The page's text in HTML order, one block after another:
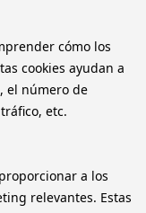
cómo los
cookies ayudan a
el número de
etc.
a los
relevantes. Estas